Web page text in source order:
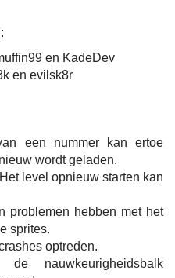
en KadeDev
en evilsk8r
een nummer kan ertoe
wordt geladen.
level opnieuw starten kan
problemen hebben met het
sprites.
optreden.
nauwkeurigheidsbalk